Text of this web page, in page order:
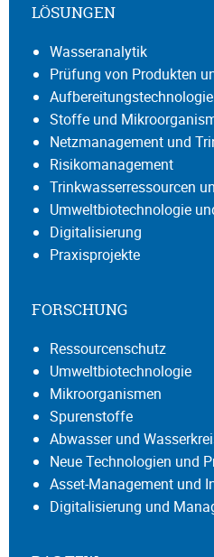
LÖSUNGEN
Wasseranalytik
Prüfung von Produkten
Stoffe und
Netzmanagement und
Risikomanagement
Trinkwasserressourcen
Umweltbiotechnologie
Digitalisierung
Praxisprojekte
FORSCHUNG
Ressourcenschutz
Umweltbiotechnologie
Mikroorganismen
Spurenstoffe
Abwasser und
Neue Technologien und
Asset-Management und
Digitalisierung und